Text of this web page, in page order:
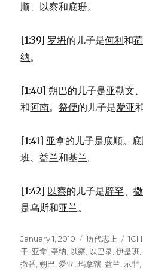
顺、 以察和底珊。
[1:39] 罗坍的儿子是何利和
纳。
[1:40]朔巴的儿子是亚勒文
和阿南。祭便的儿子是爱亚
[1:41] 亚拿的儿子是底顺。
班、益兰和基兰。
[1:42] 以察的儿子是辟罕、
是乌斯和亚兰。
Posted
on
January 1, 2010 Categories
历代志上
干 亚拿 ,亭纳 以察 以巴录 ,伊是班
撒番 ,朔巴 ,爱亚 ,玛拿辖 ,益兰 示非